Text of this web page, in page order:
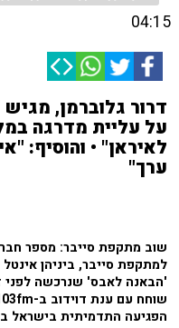
04:15
דרור גלוברמן,
על עליית מדרגה
לאיראן" • והוסיף:
ערך"
שוב מתקפת סייבר: מספר
למתקפת סייבר, ביניהן
'הבאנה לאבס' שנרכשה לפני
הפגיעה התדמיתית בישראל